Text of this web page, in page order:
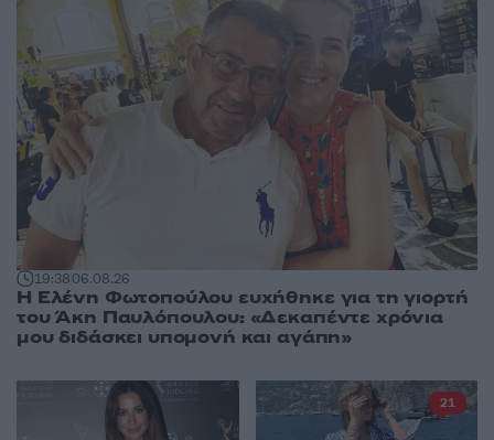
19:3806.08.26
Η Ελένη Φωτοπούλου ευχήθηκε για τη γιορτή
του Άκη Παυλόπουλου: «Δεκαπέντε χρόνια
μου διδάσκει υπομονή και αγάπη»
21